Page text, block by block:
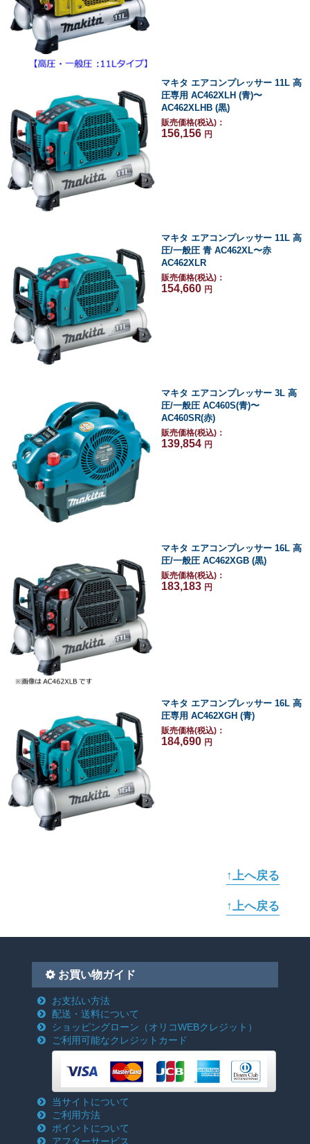
マキタ エアコンプレッサー 11L 高
圧専用 AC462XLH (青)〜
AC462XLHB (黒)
販売価格(税込)：
156,156 円
マキタ エアコンプレッサー 11L 高
圧/一般圧 青 AC462XL〜赤
AC462XLR
販売価格(税込)：
154,660 円
マキタ エアコンプレッサー 3L 高
圧/一般圧 AC460S(青)〜
AC460SR(赤)
販売価格(税込)：
139,854 円
マキタ エアコンプレッサー 16L 高
圧/一般圧 AC462XGB (黒)
販売価格(税込)：
183,183 円
マキタ エアコンプレッサー 16L 高
圧専用 AC462XGH (青)
販売価格(税込)：
184,690 円
↑上へ戻る
↑上へ戻る
お買い物ガイド
お支払い方法
配送・送料について
ショッピングローン （オリコWEBクレジット）
ご利用可能なクレジットカード
当サイトについて
ご利用方法
ポイントについて
アフターサービス